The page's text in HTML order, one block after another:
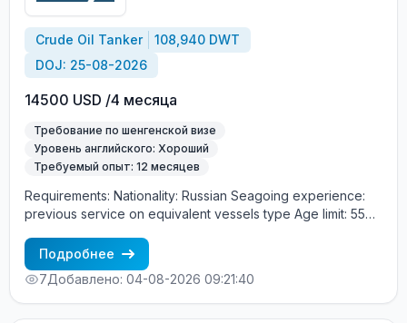
Crude Oil Tanker
108,940 DWT
DOJ: 25-08-2026
14500 USD /4 месяца
Требование по шенгенской визе
Уровень английского: Хороший
Требуемый опыт: 12 месяцев
Requirements: Nationality: Russian Seagoing experience:
previous service on equivalent vessels type Age limit: 55
Подробнее
7Добавлено: 04-08-2026 09:21:40